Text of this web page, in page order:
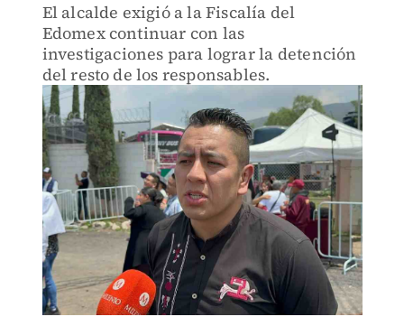
El alcalde exigió a la Fiscalía del
Edomex continuar con las
investigaciones para lograr la detención
del resto de los responsables.